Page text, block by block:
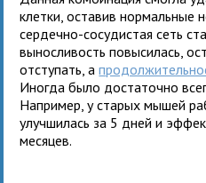
клетки, оставив нормальные
сердечно-сосудистая сеть
выносливость повысилась,
отступать, а
Иногда было достаточно
Например, у старых мышей
улучшилась за 5 дней и
месяцев.